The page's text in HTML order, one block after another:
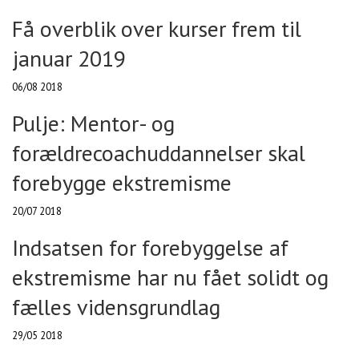
Få overblik over kurser frem til
januar 2019
06/08 2018
Pulje: Mentor- og
forældrecoachuddannelser skal
forebygge ekstremisme
20/07 2018
Indsatsen for forebyggelse af
ekstremisme har nu fået solidt og
fælles vidensgrundlag
29/05 2018